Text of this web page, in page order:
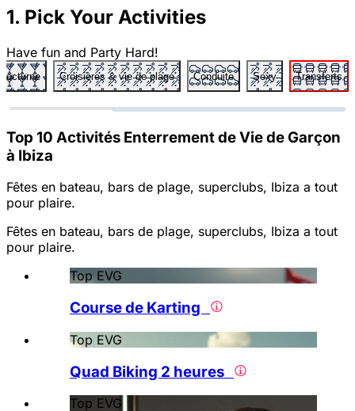
1. Pick Your Activities
Have fun and Party Hard!
Croisières & vie de plage Conduite Sexy Transferts
Top 10 Activités Enterrement de Vie de Garçon
à Ibiza
Fêtes en bateau, bars de plage, superclubs, Ibiza a tout
pour plaire.
Fêtes en bateau, bars de plage, superclubs, Ibiza a tout
pour plaire.
Top EVG
Course de Karting
Top EVG
Quad Biking 2 heures
Top EVG